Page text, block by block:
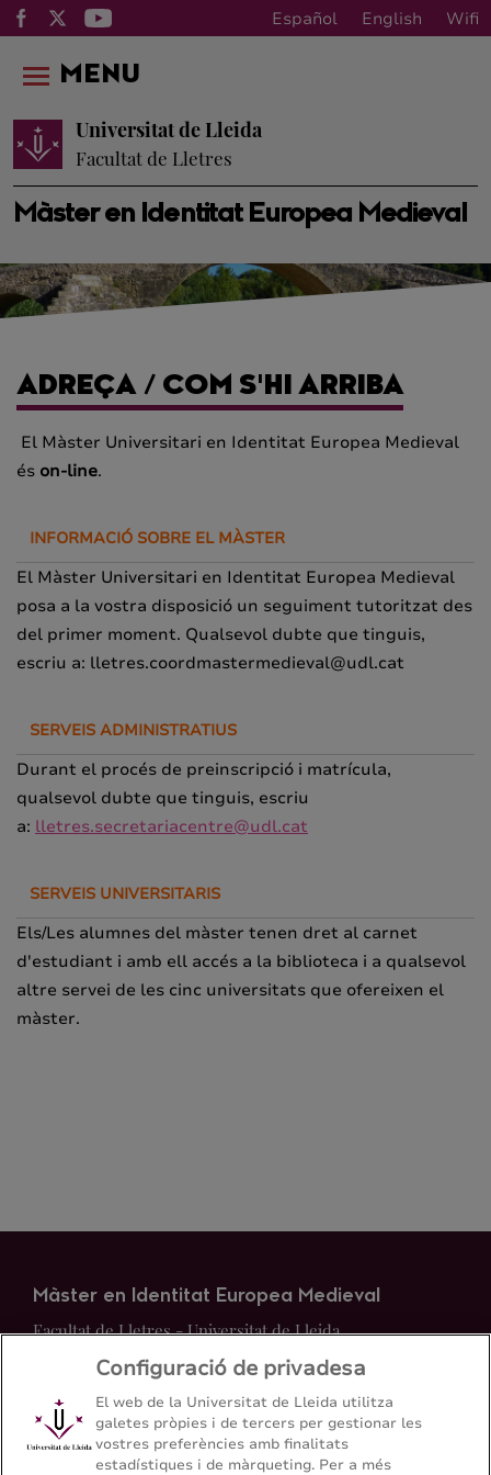
Español English Wifi
Màster en Identitat Europea Medieval
Universitat de Lleida
Facultat de Lletres
MENU
ADREÇA / COM S'HI ARRIBA
El Màster Universitari en Identitat Europea Medieval
és on-line.
INFORMACIÓ SOBRE EL MÀSTER
El Màster Universitari en Identitat Europea Medieval
posa a la vostra disposició un seguiment tutoritzat des
del primer moment. Qualsevol dubte que tinguis,
escriu a: lletres.coordmastermedieval@udl.cat
SERVEIS ADMINISTRATIUS
Durant el procés de preinscripció i matrícula,
qualsevol dubte que tinguis, escriu
a: lletres.secretariacentre@udl.cat
SERVEIS UNIVERSITARIS
Els/Les alumnes del màster tenen dret al carnet
d'estudiant i amb ell accés a la biblioteca i a qualsevol
altre servei de les cinc universitats que ofereixen el
màster.
Màster en Identitat Europea Medieval
Facultat de Lletres - Universitat de Lleida
Mapa del web Contacte
973 70 20 64
Configuració de privadesa
El web de la Universitat de Lleida utilitza
galetes pròpies i de tercers per gestionar les
vostres preferències amb finalitats
estadístiques i de màrqueting. Per a més